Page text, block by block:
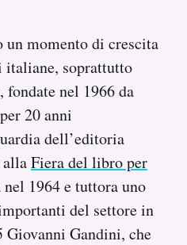
un momento di crescita
italiane, soprattutto
nel 1966 da
20 anni
dell’editoria
Fiera del libro per
nel 1964 e tuttora uno
del settore in
Gandini, che